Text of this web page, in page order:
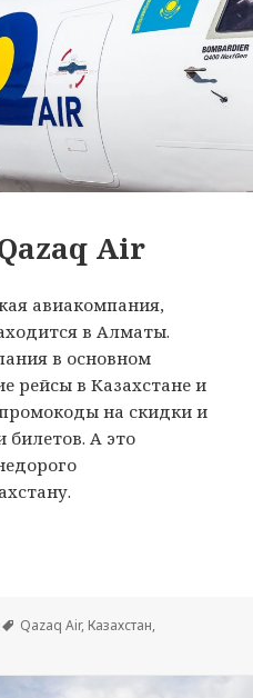
Air
авиакомпания,
в Алматы.
в основном
рейсы в Казахстане и
на скидки и
билетов. А это
Qazaq Air
Метки
Qazaq Air, Казахстан,